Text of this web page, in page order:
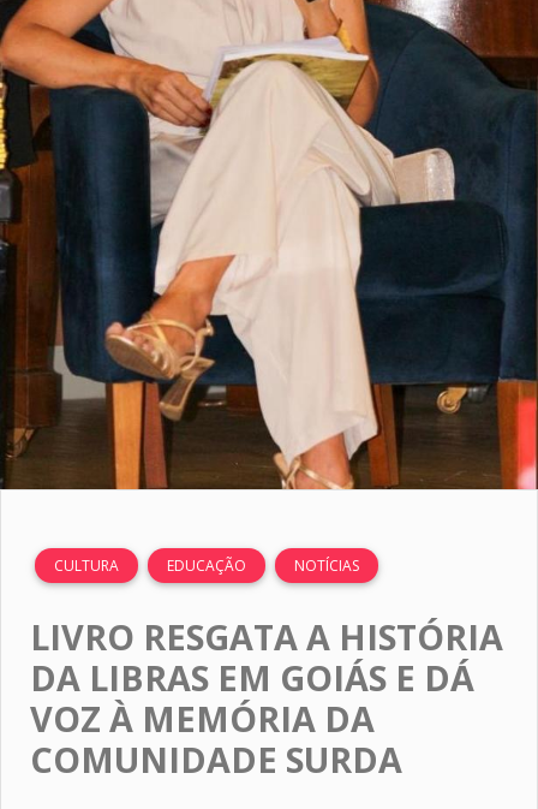
CULTURA EDUCAÇÃO NOTÍCIAS
LIVRO RESGATA A HISTÓRIA
DA LIBRAS EM GOIÁS E DÁ
VOZ À MEMÓRIA DA
COMUNIDADE SURDA